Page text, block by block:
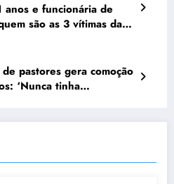
anos e funcionária de
são as 3 vítimas das
pastores gera comoção
‘Nunca tinha